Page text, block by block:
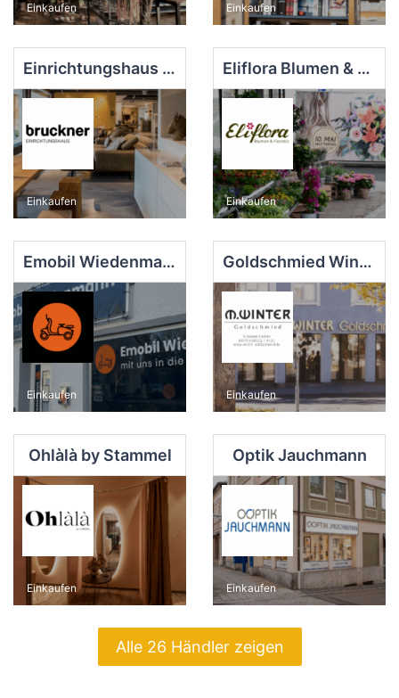
Einkaufen Einkaufen
Einrichtungshaus Bruckner
Einkaufen
Eliflora Blumen & Floristik e.K.
Einkaufen
Emobil Wiedenmann
Einkaufen
Goldschmied Winter Michael e.K.
Einkaufen
Ohlàlà by Stammel
Einkaufen
Optik Jauchmann
Einkaufen
Alle 26 Händler zeigen